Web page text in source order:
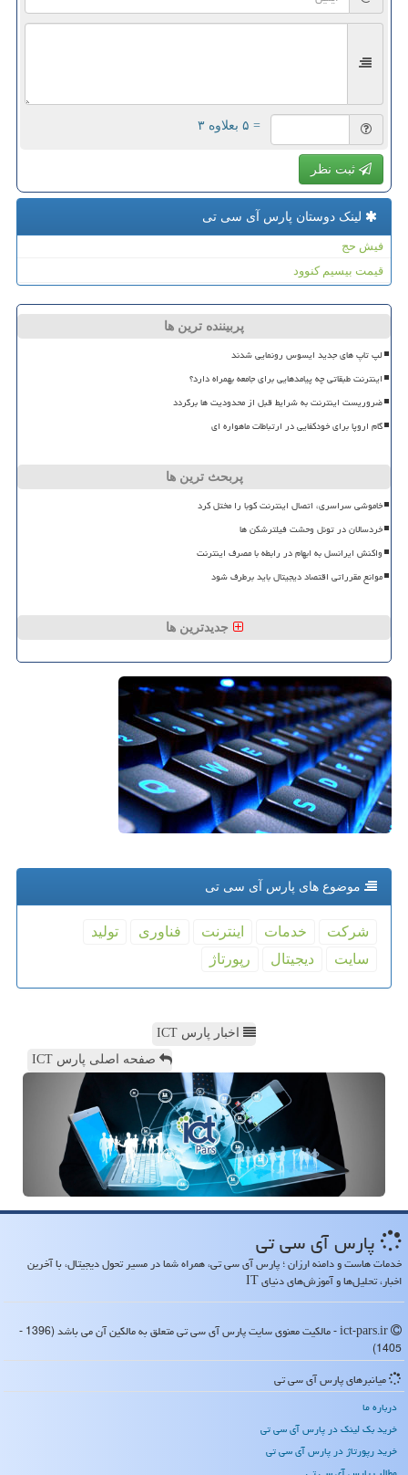
= ۵ بعلاوه ۳
ثبت نظر
لینک دوستان پارس آی سی تی
فیش حج
قیمت بیسیم کنوود
پربیننده ترین ها
لپ تاپ های جدید ایسوس رونمایی شدند
اینترنت طبقاتی چه پیامدهایی برای جامعه بهمراه دارد؟
ضروریست اینترنت به شرایط قبل از محدودیت ها برگردد
گام اروپا برای خودکفایی در ارتباطات ماهواره ای
پربحث ترین ها
خاموشی سراسری، اتصال اینترنت کوبا را مختل کرد
خردسالان در تونل وحشت فیلترشکن ها
واکنش ایرانسل به ابهام در رابطه با مصرف اینترنت
موانع مقرراتی اقتصاد دیجیتال باید برطرف شود
جدیدترین ها
موضوع های پارس آی سی تی
شركت خدمات اینترنت فناوری
تولید
سایت
دیجیتال رپورتاژ
اخبار پارس ICT
صفحه اصلی پارس ICT
پارس آی سی تی
خدمات هاست و دامنه ارزان ؛ پارس آی سی تی، همراه شما در مسیر تحول دیجیتال، با آخرین
اخبار، تحلیل‌ها و آموزش‌های دنیای IT
ict-pars.ir - مالکیت معنوی سایت پارس آی سی تی متعلق به مالکین آن می باشد (1396 -
1405)
میانبرهای پارس آی سی تی
درباره ما
خرید بک لینک در پارس آی سی تی
خرید رپورتاژ در پارس آی سی تی